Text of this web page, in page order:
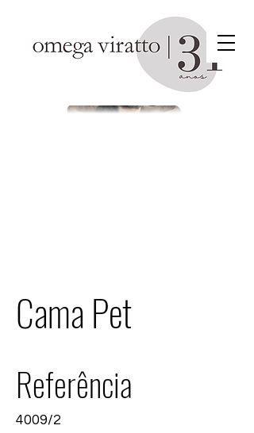
Cama Pet
Referência
4009/2